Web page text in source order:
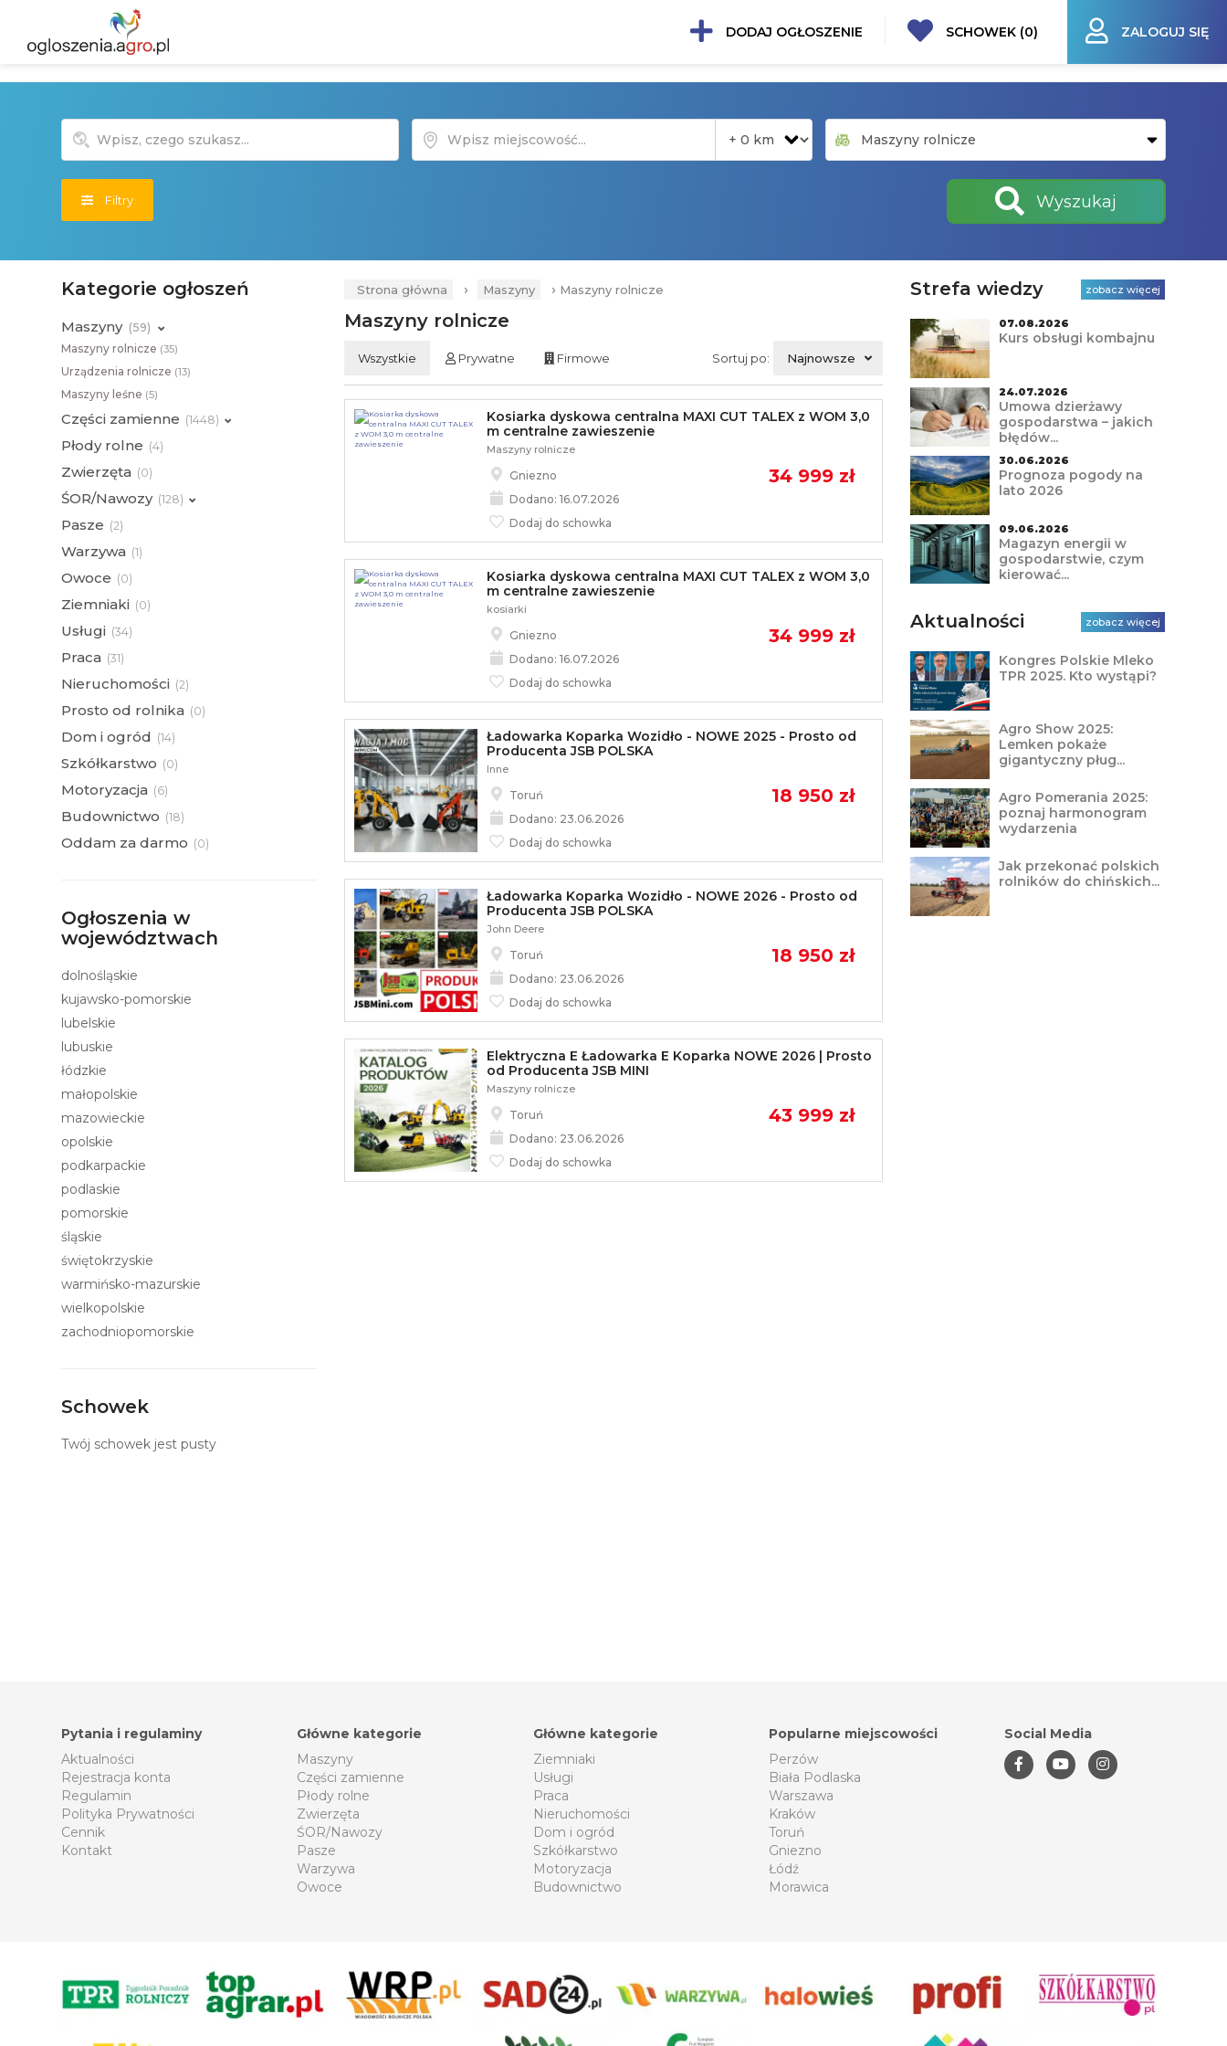
DODAJ OGŁOSZENIE SCHOWEK (0) ZALOGUJ SIĘ
Filtry Wyszukaj
Strona główna › Maszyny › Maszyny rolnicze
Maszyny rolnicze
Wszystkie Prywatne Firmowe Sortuj po: Najnowsze
Kosiarka dyskowa centralna MAXI CUT TALEX z WOM 3,0
m centralne zawieszenie
Maszyny rolnicze
34 999 zł
Gniezno
Dodano: 16.07.2026
Dodaj do schowka
Kosiarka dyskowa centralna MAXI CUT TALEX z WOM 3,0
m centralne zawieszenie
kosiarki
34 999 zł
Gniezno
Dodano: 16.07.2026
Dodaj do schowka
Ładowarka Koparka Wozidło - NOWE 2025 - Prosto od
Producenta JSB POLSKA
Inne
18 950 zł
Toruń
Dodano: 23.06.2026
Dodaj do schowka
Ładowarka Koparka Wozidło - NOWE 2026 - Prosto od
Producenta JSB POLSKA
John Deere
18 950 zł
Toruń
Dodano: 23.06.2026
Dodaj do schowka
Elektryczna E Ładowarka E Koparka NOWE 2026 | Prosto
od Producenta JSB MINI
Maszyny rolnicze
43 999 zł
Toruń
Dodano: 23.06.2026
Dodaj do schowka
Kategorie ogłoszeń
Maszyny (59)
Maszyny rolnicze (35)
Urządzenia rolnicze (13)
Maszyny leśne (5)
Części zamienne (1448)
Płody rolne (4)
Zwierzęta (0)
ŚOR/Nawozy (128)
Pasze (2)
Warzywa (1)
Owoce (0)
Ziemniaki (0)
Usługi (34)
Praca (31)
Nieruchomości (2)
Prosto od rolnika (0)
Dom i ogród (14)
Szkółkarstwo (0)
Motoryzacja (6)
Budownictwo (18)
Oddam za darmo (0)
Ogłoszenia w
województwach
dolnośląskie
kujawsko-pomorskie
lubelskie
lubuskie
łódzkie
małopolskie
mazowieckie
opolskie
podkarpackie
podlaskie
pomorskie
śląskie
świętokrzyskie
warmińsko-mazurskie
wielkopolskie
zachodniopomorskie
Schowek
Twój schowek jest pusty
Strefa wiedzy zobacz więcej
07.08.2026
Kurs obsługi kombajnu
24.07.2026
Umowa dzierżawy
gospodarstwa – jakich
błędów...
30.06.2026
Prognoza pogody na
lato 2026
09.06.2026
Magazyn energii w
gospodarstwie, czym
kierować...
Aktualności zobacz więcej
Kongres Polskie Mleko
TPR 2025. Kto wystąpi?
Agro Show 2025:
Lemken pokaże
gigantyczny pług...
Agro Pomerania 2025:
poznaj harmonogram
wydarzenia
Jak przekonać polskich
rolników do chińskich...
Pytania i regulaminy
Aktualności
Rejestracja konta
Regulamin
Polityka Prywatności
Cennik
Kontakt
Główne kategorie
Maszyny
Części zamienne
Płody rolne
Zwierzęta
ŚOR/Nawozy
Pasze
Warzywa
Owoce
Główne kategorie
Ziemniaki
Usługi
Praca
Nieruchomości
Dom i ogród
Szkółkarstwo
Motoryzacja
Budownictwo
Popularne miejscowości
Perzów
Biała Podlaska
Warszawa
Kraków
Toruń
Gniezno
Łódź
Morawica
Social Media